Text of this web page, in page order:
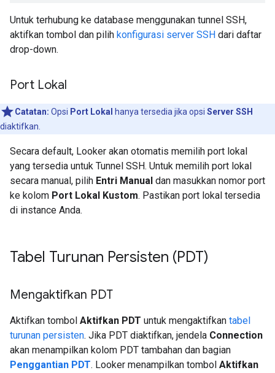
Untuk terhubung ke database menggunakan tunnel SSH,
aktifkan tombol dan pilih konfigurasi server SSH dari daftar
drop-down.
Port Lokal
Catatan: Opsi Port Lokal hanya tersedia jika opsi Server SSH
diaktifkan.
Secara default, Looker akan otomatis memilih port lokal
yang tersedia untuk Tunnel SSH. Untuk memilih port lokal
secara manual, pilih Entri Manual dan masukkan nomor port
ke kolom Port Lokal Kustom. Pastikan port lokal tersedia
di instance Anda.
Tabel Turunan Persisten (PDT)
Mengaktifkan PDT
Aktifkan tombol Aktifkan PDT untuk mengaktifkan tabel
turunan persisten. Jika PDT diaktifkan, jendela Connection
akan menampilkan kolom PDT tambahan dan bagian
Penggantian PDT. Looker menampilkan tombol Aktifkan